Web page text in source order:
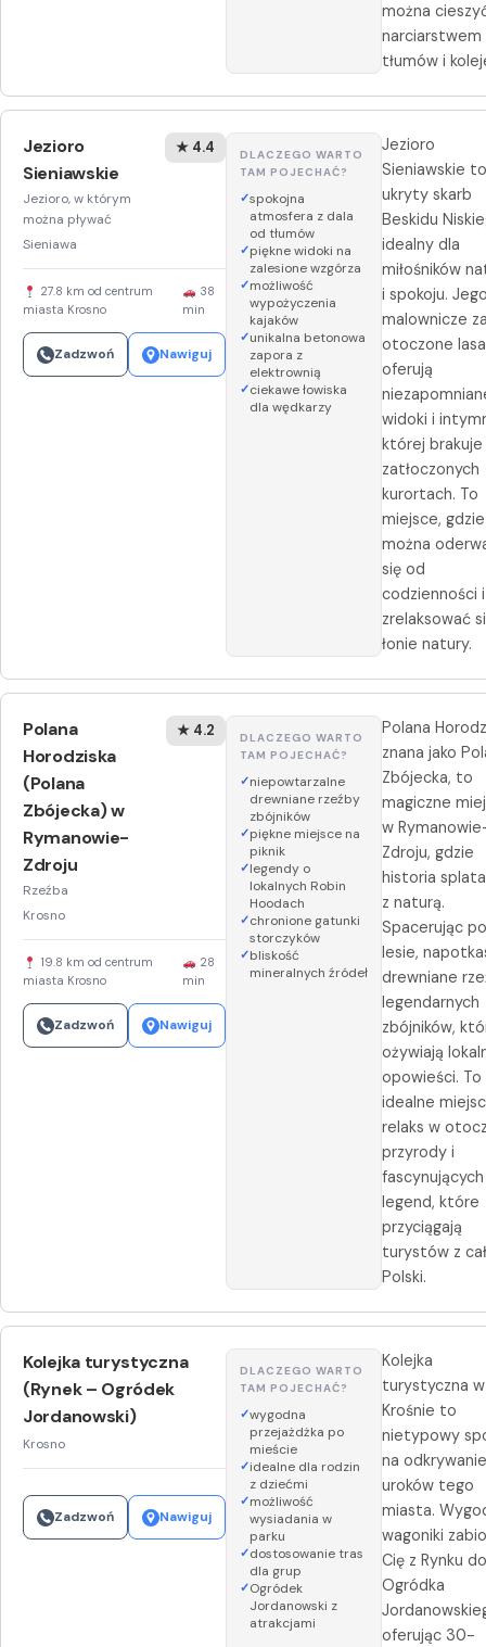
można
narciarstwem
tłumów i
Jezioro
Sieniawskie
Jezioro, w którym
można pływać
Sieniawa
★ 4.4
27.8 km od centrum
miasta Krosno
38
min
Zadzwoń Nawiguj
DLACZEGO WARTO
TAM POJECHAĆ?
spokojna
atmosfera z dala
od tłumów
piękne widoki na
zalesione wzgórza
możliwość
wypożyczenia
kajaków
unikalna betonowa
zapora z
elektrownią
ciekawe łowiska
dla wędkarzy
Jezioro
Sieniawskie
ukryty skarb
Beskidu
idealny dla
miłośników
i spokoju.
malownicze
otoczone
oferują
widoki i
której brakuje
zatłoczonych
kurortach. To
miejsce, gdzie
można
się od
codzienności i
zrelaksować
łonie natury.
Polana
Horodziska
(Polana
Zbójecka) w
Rymanowie-
Zdroju
Rzeźba
Krosno
★ 4.2
19.8 km od centrum
miasta Krosno
28
min
Zadzwoń Nawiguj
DLACZEGO WARTO
TAM POJECHAĆ?
niepowtarzalne
drewniane rzeźby
zbójników
piękne miejsce na
piknik
legendy o
lokalnych Robin
Hoodach
chronione gatunki
storczyków
bliskość
mineralnych źródeł
Polana
znana jako
Zbójecka, to
magiczne
w
Zdroju, gdzie
historia
z naturą.
Spacerując
lesie,
drewniane
legendarnych
zbójników,
ożywiają
opowieści. To
idealne
relaks w
przyrody i
fascynujących
legend, które
przyciągają
turystów z
Polski.
Kolejka turystyczna
(Rynek – Ogródek
Jordanowski)
Krosno
Zadzwoń Nawiguj
DLACZEGO WARTO
TAM POJECHAĆ?
wygodna
przejażdżka po
mieście
idealne dla rodzin
z dziećmi
możliwość
wysiadania w
parku
dostosowanie tras
dla grup
Ogródek
Jordanowski z
atrakcjami
Kolejka
turystyczna w
Krośnie to
nietypowy
na
uroków tego
miasta.
wagoniki
Cię z Rynku
Ogródka
oferując 30-